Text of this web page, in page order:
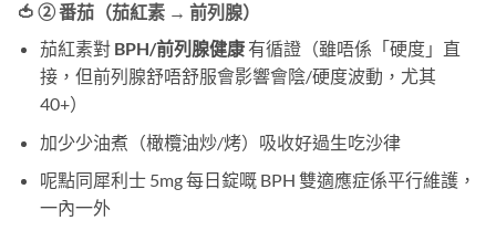
🍅 ② 番茄（茄紅素 → 前列腺）
茄紅素對 BPH/前列腺健康​ 有循證（雖唔係「硬度」直
接，但前列腺舒唔舒服會影響會陰/硬度波動，尤其
40+）
加少少油煮（橄欖油炒/烤）吸收好過生吃沙律
呢點同犀利士 5mg 每日錠嘅 BPH 雙適應症係平行維護，
一內一外